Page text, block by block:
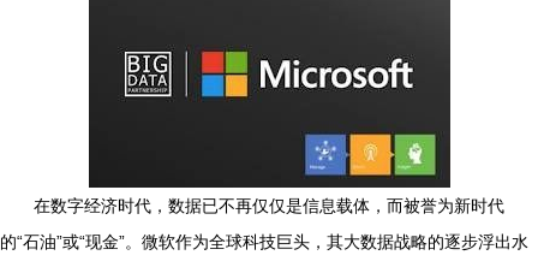
在数字经济时代，数据已不再仅仅是信息载体，而被誉为新时代
的“石油”或“现金”。微软作为全球科技巨头，其大数据战略的逐步浮出水